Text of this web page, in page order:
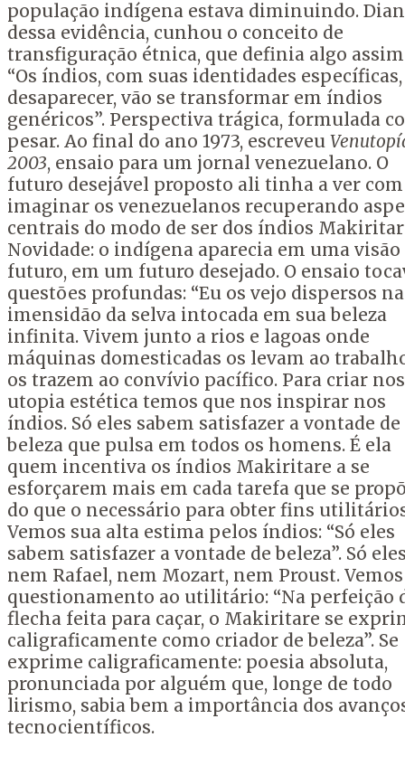
população indígena estava diminuindo.
dessa evidência, cunhou o conceito de
transfiguração étnica, que definia algo
“Os índios, com suas identidades
desaparecer, vão se transformar em índios
genéricos”. Perspectiva trágica, formulada
pesar. Ao final do ano 1973, escreveu
2003, ensaio para um jornal venezuelano. O
futuro desejável proposto ali tinha a ver com
imaginar os venezuelanos recuperando
centrais do modo de ser dos índios
Novidade: o indígena aparecia em uma visão
futuro, em um futuro desejado. O ensaio
questões profundas: “Eu os vejo dispersos na
imensidão da selva intocada em sua beleza
infinita. Vivem junto a rios e lagoas onde
máquinas domesticadas os levam ao
os trazem ao convívio pacífico. Para criar
utopia estética temos que nos inspirar nos
índios. Só eles sabem satisfazer a vontade de
beleza que pulsa em todos os homens. É ela
quem incentiva os índios Makiritare a se
esforçarem mais em cada tarefa que se
do que o necessário para obter fins
Vemos sua alta estima pelos índios: “Só eles
sabem satisfazer a vontade de beleza”. Só
nem Rafael, nem Mozart, nem Proust.
questionamento ao utilitário: “Na perfeição
flecha feita para caçar, o Makiritare se
caligraficamente como criador de beleza”. Se
exprime caligraficamente: poesia absoluta,
pronunciada por alguém que, longe de todo
lirismo, sabia bem a importância dos
tecnocientíficos.